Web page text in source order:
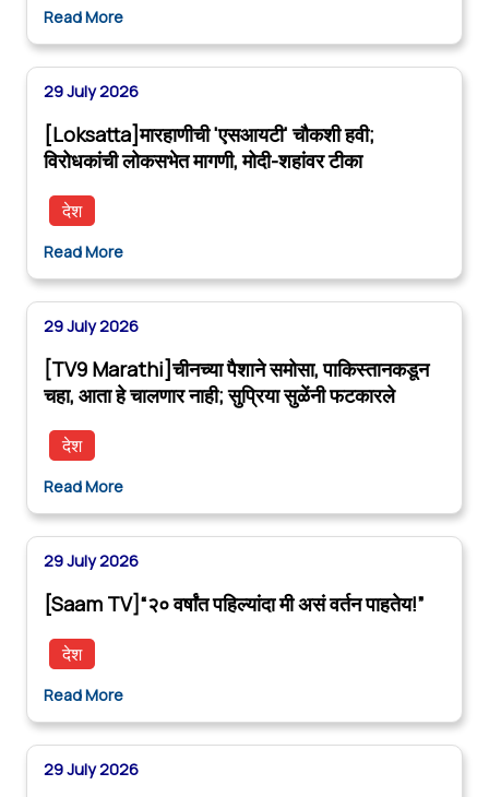
Read More
29 July 2026
[Loksatta]मारहाणीची 'एसआयटी' चौकशी हवी;
विरोधकांची लोकसभेत मागणी, मोदी-शहांवर टीका
देश
Read More
29 July 2026
[TV9 Marathi]चीनच्या पैशाने समोसा, पाकिस्तानकडून
चहा, आता हे चालणार नाही; सुप्रिया सुळेंनी फटकारले
देश
Read More
29 July 2026
[Saam TV]“२० वर्षांत पहिल्यांदा मी असं वर्तन पाहतेय!”
देश
Read More
29 July 2026